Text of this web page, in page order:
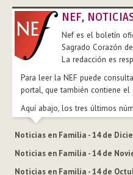
NEF,
Nef es el boletín
Sagrado Corazón
La redacción es
Para leer la NEF puede
portal, que también contiene
Aquí abajo, los tres últimos
Noticias en Familia - 14 de
Noticias en Familia - 14 de
Noticias en Familia - 14 de